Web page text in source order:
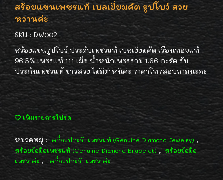
สร้อยแขนเพชรแท้ เบลเยี่ยมคัต รูปโบว์ สวย
หวานค่ะ
SKU : DW002
สร้อยแขนรูปโบว์ ประดับเพชรแท้ เบลเยี่ยมคัต เรือนทองแท้
96.5% เพชรแท้ 111 เม็ด น้ำหนักเพชรรวม 1.66 กะรัต รับ
ประกันเพชรแท้ ขาวสวย ไม่มีตำหนิค่ะ ราคาโทรสอบถามนะคะ
เพิ่มรายการโปรด
หมวดหมู่ :เครื่องประดับเพชรแท้ (Genuine Diamond Jewelry) ,
สร้อยข้อมือเพชรแท้ (Genuine Diamond Bracelet), สร้อยข้อมือ
เพชร ค่ะ , เครื่องประดับเพชร ค่ะ